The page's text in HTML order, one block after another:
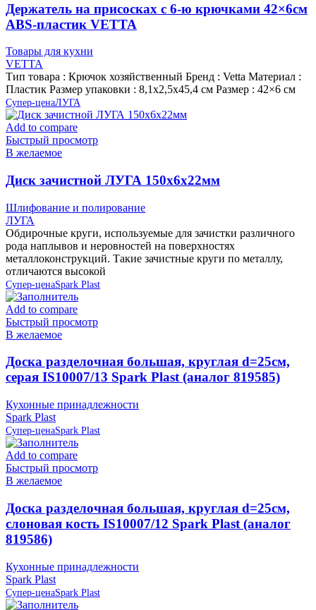
Держатель на присосках с 6-ю крючками 42×6см
ABS-пластик VETTA
Товары для кухни
VETTA
Тип товара : Крючок хозяйственный Бренд : Vetta Материал :
Пластик Размер упаковки : 8,1х2,5х45,4 см Размер : 42×6 см
Супер-ценаЛУГА
Add to compare
Быстрый просмотр
В желаемое
Диск зачистной ЛУГА 150х6х22мм
Шлифование и полирование
ЛУГА
Обдирочные круги, используемые для зачистки различного
рода наплывов и неровностей на поверхностях
металлоконструкций. Такие зачистные круги по металлу,
отличаются высокой
Супер-ценаSpark Plast
Add to compare
Быстрый просмотр
В желаемое
Доска разделочная большая, круглая d=25см,
серая IS10007/13 Spark Plast (аналог 819585)
Кухонные принадлежности
Spark Plast
Супер-ценаSpark Plast
Add to compare
Быстрый просмотр
В желаемое
Доска разделочная большая, круглая d=25см,
слоновая кость IS10007/12 Spark Plast (аналог
819586)
Кухонные принадлежности
Spark Plast
Супер-ценаSpark Plast